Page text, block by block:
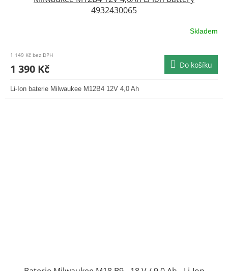
4932430065
Skladem
1 149 Kč bez DPH
1 390 Kč Do košíku
Li-Ion baterie Milwaukee M12B4 12V 4,0 Ah